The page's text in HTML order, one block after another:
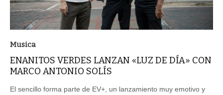
Musica
ENANITOS VERDES LANZAN «LUZ DE DÍA» CON
MARCO ANTONIO SOLÍS
El sencillo forma parte de EV+, un lanzamiento muy emotivo y